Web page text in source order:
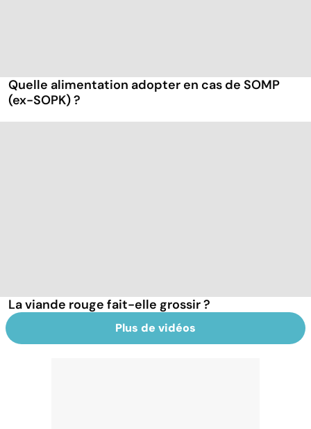
Quelle alimentation adopter en cas de SOMP
(ex-SOPK) ?
La viande rouge fait-elle grossir ?
Plus de vidéos